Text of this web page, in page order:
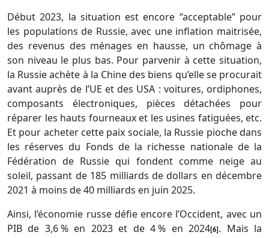
Début 2023, la situation est encore ‘’acceptable’’ pour
les populations de Russie, avec une inflation maitrisée,
des revenus des ménages en hausse, un chômage à
son niveau le plus bas. Pour parvenir à cette situation,
la Russie achète à la Chine des biens qu’elle se procurait
avant auprès de l’UE et des USA : voitures, ordiphones,
composants électroniques, pièces détachées pour
réparer les hauts fourneaux et les usines fatiguées, etc.
Et pour acheter cette paix sociale, la Russie pioche dans
les réserves du Fonds de la richesse nationale de la
Fédération de Russie qui fondent comme neige au
soleil, passant de 185 milliards de dollars en décembre
2021 à moins de 40 milliards en juin 2025.
Ainsi, l’économie russe défie encore l’Occident, avec un
PIB de 3,6 % en 2023 et de 4 % en 2024[6] . Mais la